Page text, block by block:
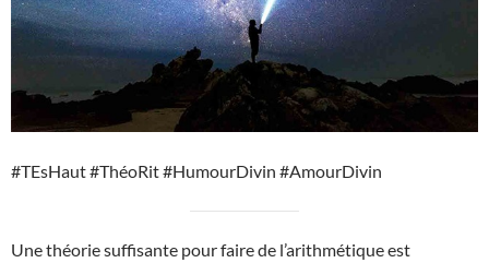
#TEsHaut #ThéoRit #HumourDivin #AmourDivin
Une théorie suffisante pour faire de l’arithmétique est